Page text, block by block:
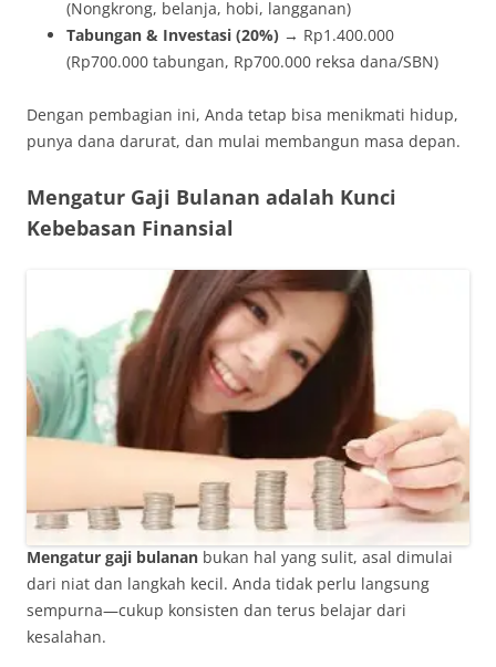
(Nongkrong, belanja, hobi, langganan)
Tabungan & Investasi (20%) → Rp1.400.000
(Rp700.000 tabungan, Rp700.000 reksa dana/SBN)
Dengan pembagian ini, Anda tetap bisa menikmati hidup,
punya dana darurat, dan mulai membangun masa depan.
Mengatur Gaji Bulanan adalah Kunci
Kebebasan Finansial
Mengatur gaji bulanan bukan hal yang sulit, asal dimulai
dari niat dan langkah kecil. Anda tidak perlu langsung
sempurna—cukup konsisten dan terus belajar dari
kesalahan.